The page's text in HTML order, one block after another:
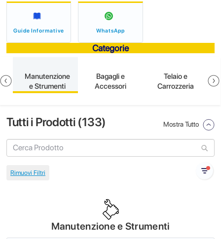
Guide Informative WhatsApp
Categorie
Manutenzione
e Strumenti
Bagagli e
Accessori
Telaio e
Carrozzeria
Tutti i Prodotti (133) Mostra Tutto
Manutenzione e Strumenti